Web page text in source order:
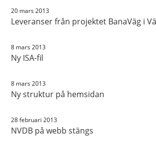
20 mars 2013
Leveranser från projektet BanaVäg i
8 mars 2013
Ny ISA-fil
8 mars 2013
Ny struktur på hemsidan
28 februari 2013
NVDB på webb stängs